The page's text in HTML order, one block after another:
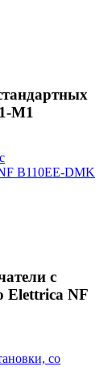
M1
с
Elettrica NF